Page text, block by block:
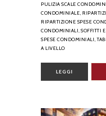
PULIZIA SCALE
CONDOMINIALE,
RIPARTIZIONE SPESE
CONDOMINIALI, SOFFITTI
SPESE CONDOMINIALI,
A LIVELLO
LEGGI